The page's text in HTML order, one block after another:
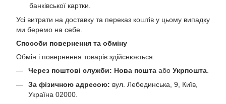
банківської картки.
Усі витрати на доставку та переказ коштів у цьому випадку
ми беремо на себе.
Способи повернення та обміну
Обмін і повернення товарів здійснюється:
Через поштові служби: Нова пошта або Укрпошта
За фізичною адресою: вул. Лебединська, 9, Київ,
Україна 02000.